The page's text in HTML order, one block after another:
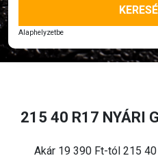
Alaphelyzetbe
215 40 R17 NYÁRI
Akár 19 390 Ft-tól 215